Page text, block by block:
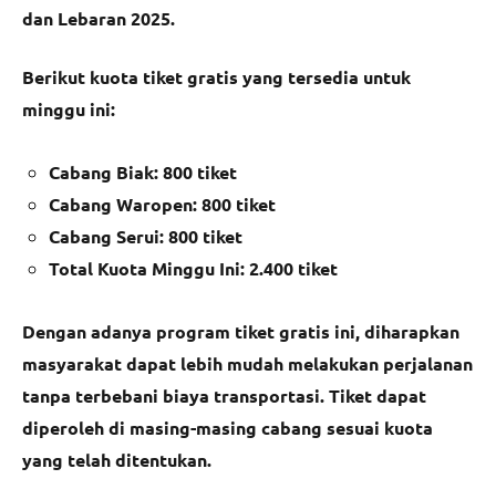
dan Lebaran 2025.
Berikut kuota tiket gratis yang tersedia untuk
minggu ini:
Cabang Biak: 800 tiket
Cabang Waropen: 800 tiket
Cabang Serui: 800 tiket
Total Kuota Minggu Ini: 2.400 tiket
Dengan adanya program tiket gratis ini, diharapkan
masyarakat dapat lebih mudah melakukan perjalanan
tanpa terbebani biaya transportasi. Tiket dapat
diperoleh di masing-masing cabang sesuai kuota
yang telah ditentukan.